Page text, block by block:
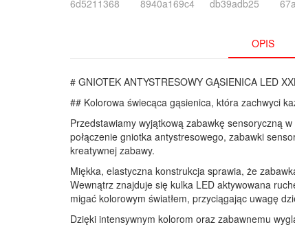
OPIS
# GNIOTEK ANTYSTRESOWY GĄSIENICA LED
## Kolorowa świecąca gąsienica, która zachwyci
Przedstawiamy wyjątkową zabawkę sensoryczną
połączenie gniotka antystresowego, zabawki
kreatywnej zabawy.
Miękka, elastyczna konstrukcja sprawia, że
Wewnątrz znajduje się kulka LED aktywowana
migać kolorowym światłem, przyciągając uwagę
Dzięki intensywnym kolorom oraz zabawnemu